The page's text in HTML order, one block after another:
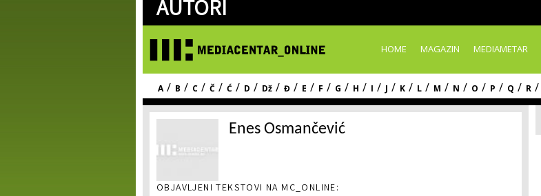
content
AUTORI
HOME MAGAZIN MEDIAMETAR
A / B / C / Č / Ć / D / Dž / Đ / E / F / G / H / I / J / K / L / M / N / O / P / Q / R /
Enes Osmančević
OBJAVLJENI TEKSTOVI NA MC_ONLINE: